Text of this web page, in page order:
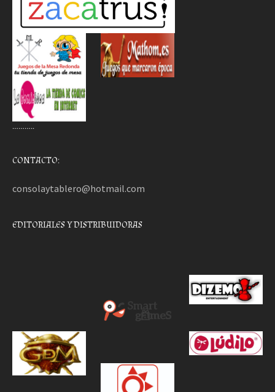
………..
CONTACTO:
consolaytablero@hotmail.com
EDITORIALES Y DISTRIBUIDORAS